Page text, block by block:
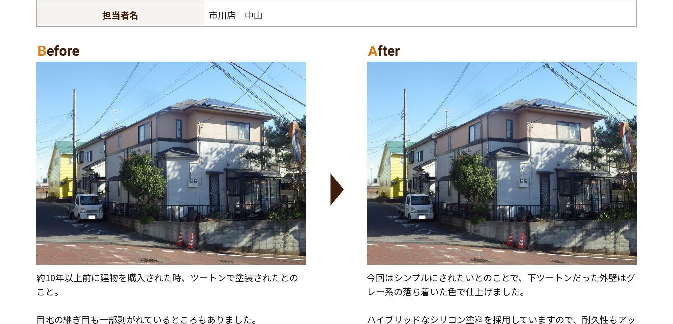
担当者名
市川店 中山
約10年以上前に建物を購入された時、ツートンで塗装されたとの
こと。
目地の継ぎ目も一部剥がれているところもありました。
今回はシンプルにされたいとのことで、下ツートンだった外壁はグ
レー系の落ち着いた色で仕上げました。
ハイブリッドなシリコン塗料を採用していますので、耐久性もアッ